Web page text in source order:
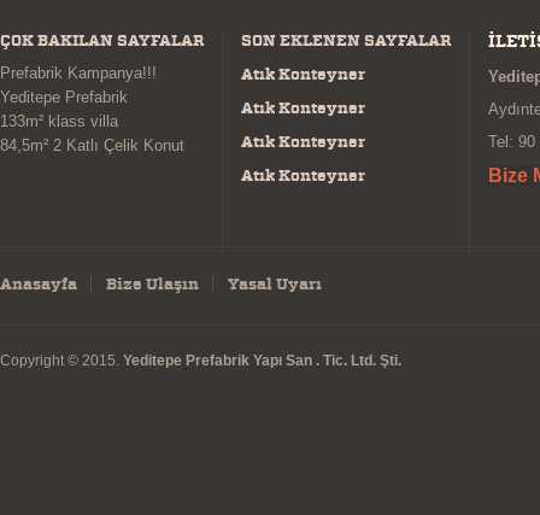
ÇOK BAKILAN SAYFALAR
Prefabrik Kampanya!!!
Yeditepe Prefabrik
133m² klass villa
84,5m² 2 Katlı Çelik Konut
SON EKLENEN SAYFALAR
Atık Konteyner
Atık Konteyner
Atık Konteyner
Atık Konteyner
Tel: 90
Bize
Anasayfa Bize Ulaşın Yasal Uyarı
Copyright © 2015. Yeditepe Prefabrik Yapı San . Tic. Ltd. Şti.